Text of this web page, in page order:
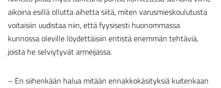
aikoina esillä ollutta aihetta siitä, miten varusmieskoulutusta
voitaisiin uudistaa niin, että fyysisesti huonommassa
kunnossa oleville löydettäisiin entistä enemmän tehtäviä,
joista he selviytyvät armeijassa.
– En siihenkään halua mitään ennakkokäsityksiä kuitenkaan